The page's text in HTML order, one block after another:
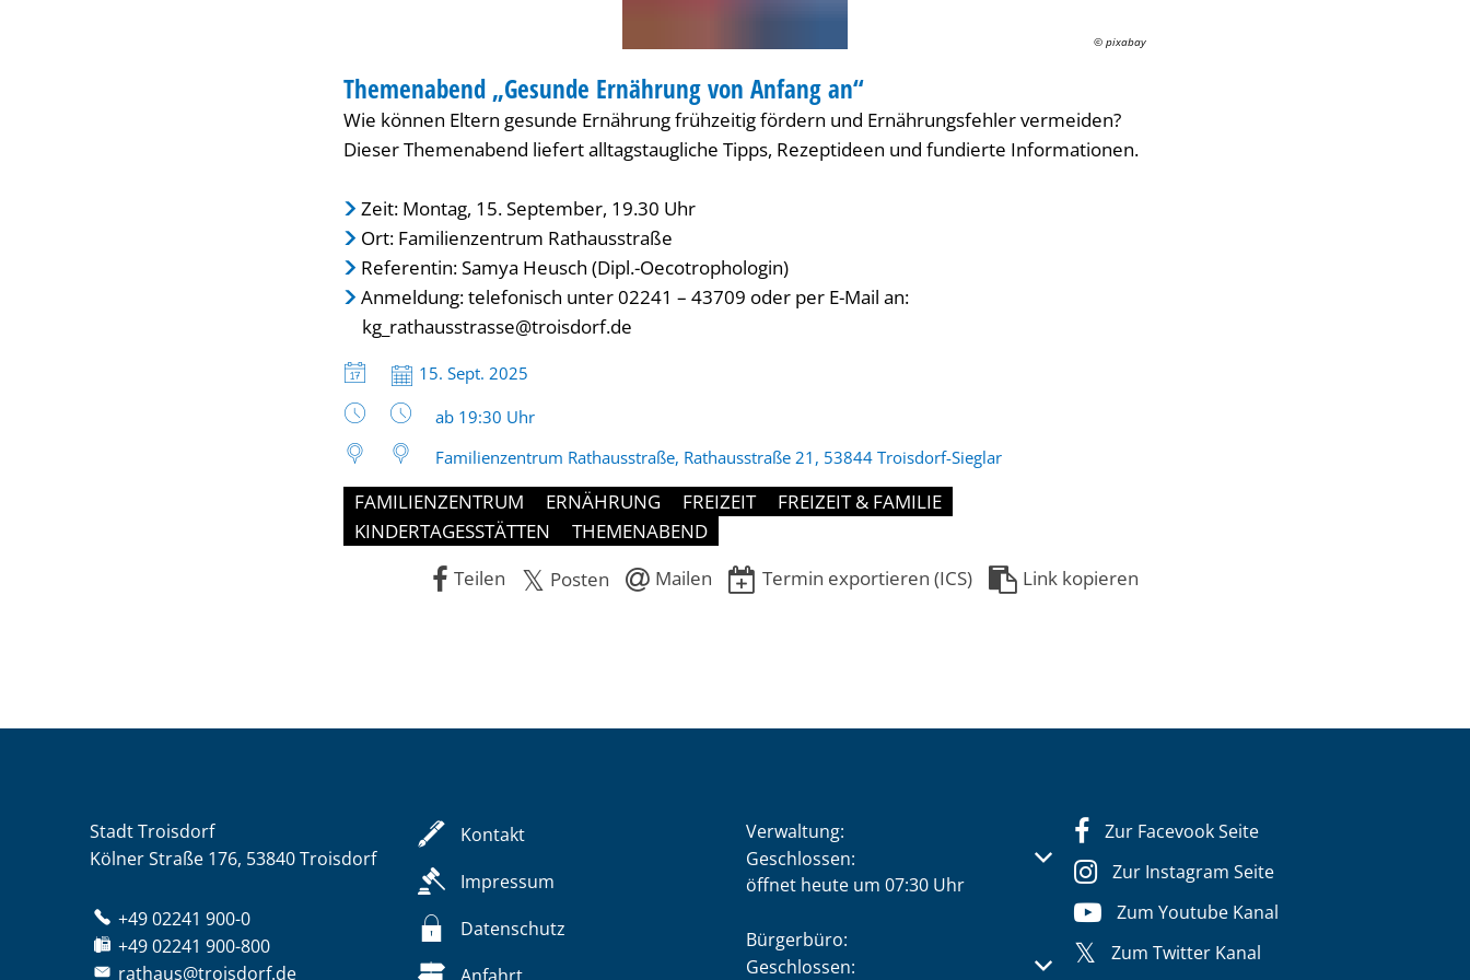
© pixabay
KATEGORIE: BERATUNG
Themenabend „Gesunde Ernährung von Anfang an“
Wie können Eltern gesunde Ernährung frühzeitig fördern und Ernährungsfehler vermeiden?
Dieser Themenabend liefert alltagstaugliche Tipps, Rezeptideen und fundierte Informationen.
Zeit: Montag, 15. September, 19.30 Uhr
Ort: Familienzentrum Rathausstraße
Referentin: Samya Heusch (Dipl.-Oecotrophologin)
Anmeldung: telefonisch unter 02241 – 43709 oder per E-Mail an:
kg_rathausstrasse@troisdorf.de
Datum:
15. Sept. 2025
Uhrzeit:
ab 19:30 Uhr
Familienzentrum Rathausstraße, Rathausstraße 21, 53844 Troisdorf-Sieglar
FAMILIENZENTRUM ERNÄHRUNG FREIZEIT
FREIZEIT & FAMILIE
KINDERTAGESSTÄTTEN
THEMENABEND
Teilen
Posten Mailen Termin exportieren (ICS) Link kopieren
Stadt Troisdorf
Kölner Straße 176, 53840 Troisdorf
+49 02241 900-0
+49 02241 900-800
rathaus@troisdorf.de
Kontakt
Impressum
Datenschutz
Verwaltung:
Klicken, um weitere Öffnungs- oder Schließzeiten auszublenden
Geschlossen:
öffnet heute um 07:30 Uhr
Bürgerbüro:
Klicken, um weitere Öffnungs- oder Schließzeiten auszublenden
Geschlossen:
Zur Facevook Seite
Zur Instagram Seite
Zum Youtube Kanal
Zum Twitter Kanal